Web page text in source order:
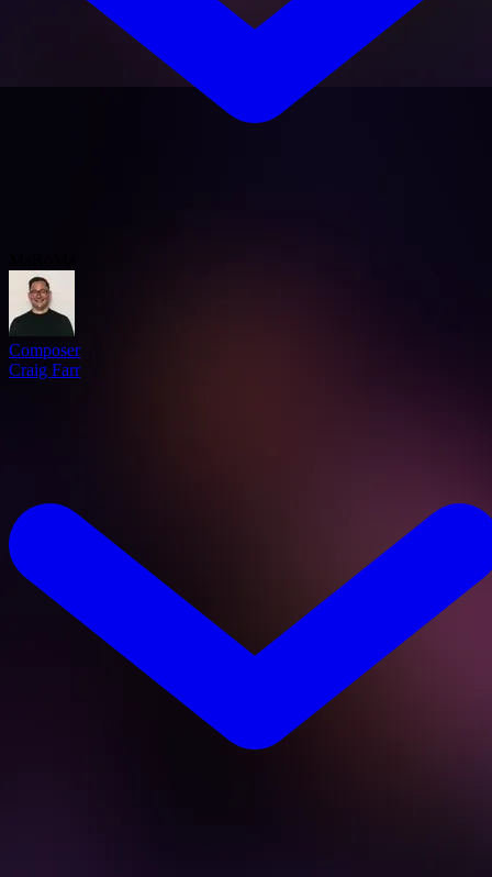
Composer
Craig Farr